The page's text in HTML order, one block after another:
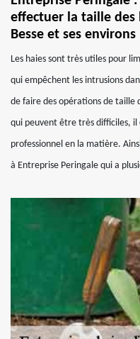
effectuer la taille des
Besse et ses environs
Les haies sont très utiles pour
qui empêchent les intrusions
de faire des opérations de taille
qui peuvent être très difficiles, il
professionnel en la matière.
à Entreprise Peringale qui a